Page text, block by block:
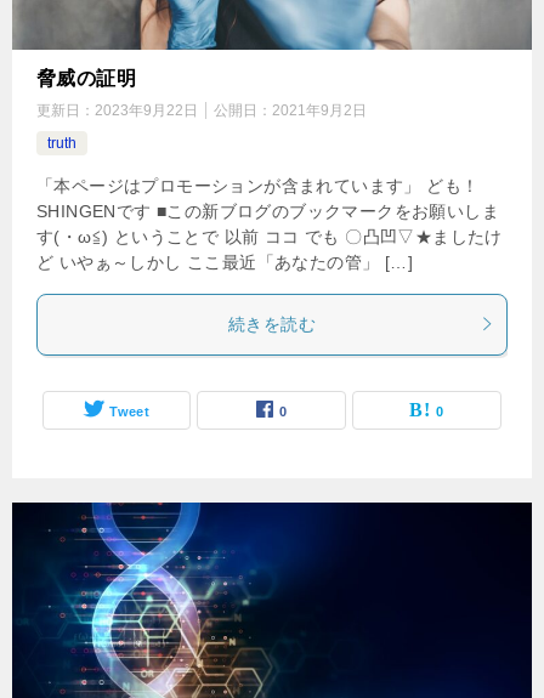
脅威の証明
更新日： 2023年9月22日 公開日： 2021年9月2日
truth
「本ページはプロモーションが含まれています」 ども！
SHINGENです ■この新ブログのブックマークをお願いしま
す(・ω≦) ということで 以前 ココ でも 〇凸凹▽★ましたけ
ど いやぁ～しかし ここ最近「あなたの管」 […]
続きを読む
Tweet 0 0